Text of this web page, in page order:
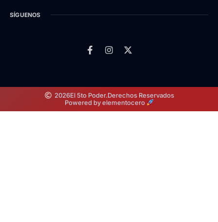
SÍGUENOS
2026El 5to Poder.Derechos Reservados
Powered by elementocero